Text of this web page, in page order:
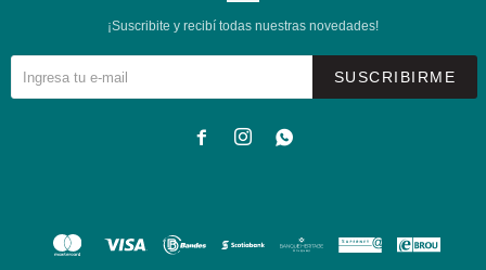
¡Suscribite y recibí todas nuestras novedades!
SUSCRIBIRME
  